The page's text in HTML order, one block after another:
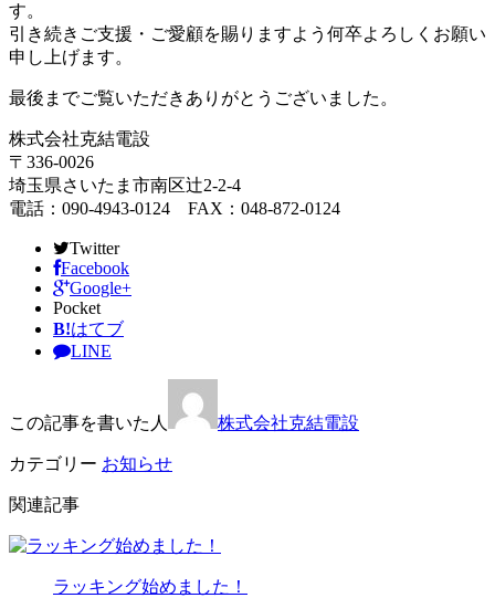
す。
引き続きご支援・ご愛顧を賜りますよう何卒よろしくお願い
申し上げます。
最後までご覧いただきありがとうございました。
株式会社克結電設
〒336-0026
埼玉県さいたま市南区辻2-2-4
電話：090-4943-0124 FAX：048-872-0124
Twitter
Facebook
Google+
Pocket
B!はてブ
LINE
この記事を書いた人 株式会社克結電設
カテゴリー お知らせ
関連記事
ラッキング始めました！